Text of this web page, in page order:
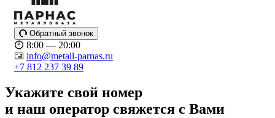
Обратный звонок
8:00 — 20:00
info@metall-parnas.ru
+7 812 237 39 89
Укажите свой номер
и наш оператор свяжется с Вами